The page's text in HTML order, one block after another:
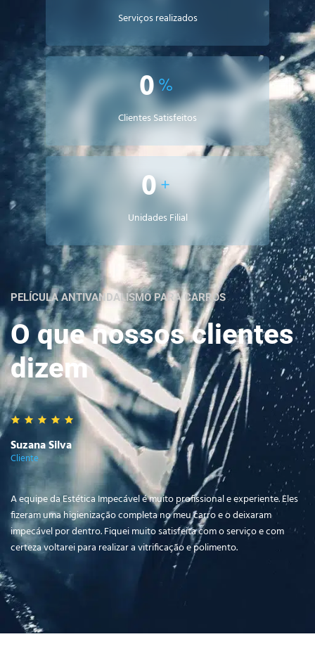
Serviços realizados
0%
Clientes Satisfeitos
0+
Unidades Filial
PELÍCULA ANTIVANDALISMO PARA CARROS
O que nossos clientes
dizem
Suzana Silva
Cliente
A equipe da Estética Impecável é muito profissional e experiente. Eles
fizeram uma higienização completa no meu carro e o deixaram
impecável por dentro. Fiquei muito satisfeita com o serviço e com
certeza voltarei para realizar a vitrificação e polimento.